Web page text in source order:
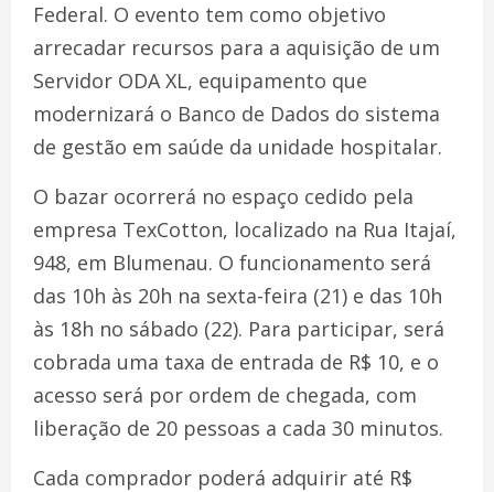
Federal. O evento tem como objetivo
arrecadar recursos para a aquisição de um
Servidor ODA XL, equipamento que
modernizará o Banco de Dados do sistema
de gestão em saúde da unidade hospitalar.
O bazar ocorrerá no espaço cedido pela
empresa TexCotton, localizado na Rua Itajaí,
948, em Blumenau. O funcionamento será
das 10h às 20h na sexta-feira (21) e das 10h
às 18h no sábado (22). Para participar, será
cobrada uma taxa de entrada de R$ 10, e o
acesso será por ordem de chegada, com
liberação de 20 pessoas a cada 30 minutos.
Cada comprador poderá adquirir até R$